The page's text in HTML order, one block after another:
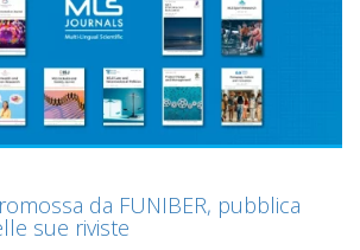
da FUNIBER, pubblica
sue riviste